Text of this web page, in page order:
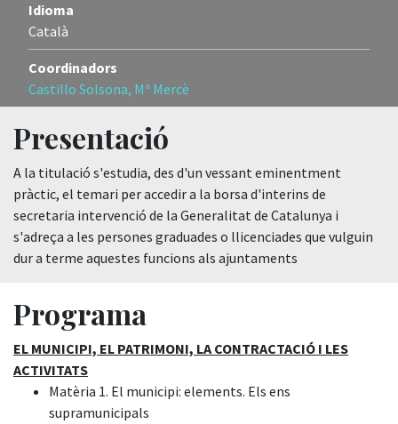
Idioma
Català
Coordinadors
Castillo Solsona, Mª Mercè
Presentació
A la titulació s'estudia, des d'un vessant eminentment
pràctic, el temari per accedir a la borsa d'interins de
secretaria intervenció de la Generalitat de Catalunya i
s'adreça a les persones graduades o llicenciades que vulguin
dur a terme aquestes funcions als ajuntaments
Programa
EL MUNICIPI, EL PATRIMONI, LA CONTRACTACIÓ I LES
ACTIVITATS
Matèria 1. El municipi: elements. Els ens
supramunicipals